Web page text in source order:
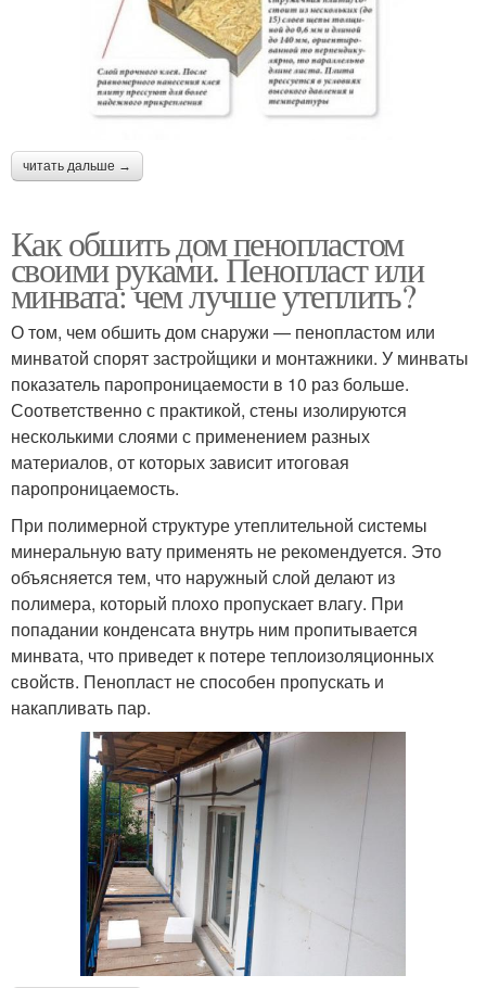
читать дальше →
Как обшить дом пенопластом
своими руками. Пенопласт или
минвата: чем лучше утеплить?
О том, чем обшить дом снаружи — пенопластом или
минватой спорят застройщики и монтажники. У минваты
показатель паропроницаемости в 10 раз больше.
Соответственно с практикой, стены изолируются
несколькими слоями с применением разных
материалов, от которых зависит итоговая
паропроницаемость.
При полимерной структуре утеплительной системы
минеральную вату применять не рекомендуется. Это
объясняется тем, что наружный слой делают из
полимера, который плохо пропускает влагу. При
попадании конденсата внутрь ним пропитывается
минвата, что приведет к потере теплоизоляционных
свойств. Пенопласт не способен пропускать и
накапливать пар.